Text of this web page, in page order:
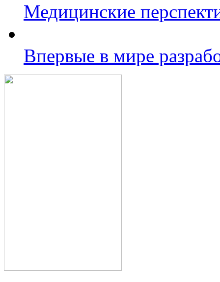
Медицинские
Впервые в мире